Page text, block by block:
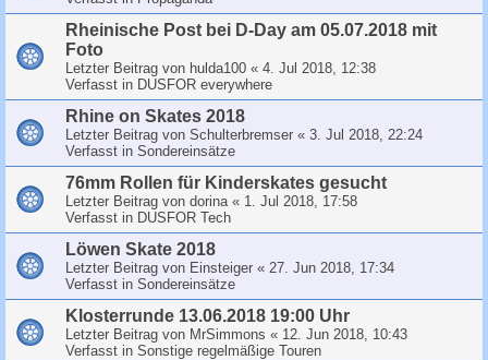
Rheinische Post bei D-Day am 05.07.2018 mit
Foto
Letzter Beitrag von hulda100 « 4. Jul 2018, 12:38
Verfasst in DUSFOR everywhere
Rhine on Skates 2018
Letzter Beitrag von Schulterbremser « 3. Jul 2018, 22:24
Verfasst in Sondereinsätze
76mm Rollen für Kinderskates gesucht
Letzter Beitrag von dorina« 1. Jul 2018, 17:58
Verfasst in DUSFOR Tech
Löwen Skate 2018
Letzter Beitrag von Einsteiger « 27. Jun 2018, 17:34
Verfasst in Sondereinsätze
Klosterrunde 13.06.2018 19:00 Uhr
Letzter Beitrag von MrSimmons « 12. Jun 2018, 10:43
Verfasst in Sonstige regelmäßige Touren